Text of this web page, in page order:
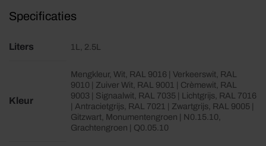
Specificaties
Liters 1L, 2.5L
Kleur
Mengkleur, Wit, RAL 9016 | Verkeerswit, RAL
9010 | Zuiver Wit, RAL 9001 | Crèmewit, RAL
9003 | Signaalwit, RAL 7035 | Lichtgrijs, RAL 7016
| Antracietgrijs, RAL 7021 | Zwartgrijs, RAL 9005 |
Gitzwart, Monumentengroen | N0.15.10,
Grachtengroen | Q0.05.10